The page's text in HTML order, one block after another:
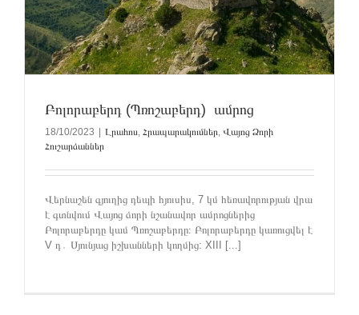
Բոլորաբերդ (Պռոշաբերդ) ամրոց
18/10/2023 | Լրահոս Հրապարակումներ Վայոց Ձորի
Հուշարձաններ
Վերնաշեն գյուղից դեպի հյուսիս, 7 կմ հեռավորության վրա
է գտնվում Վայոց ձորի նշանավոր ամրոցներից
Բոլորաբերդը կամ Պռոշաբերդը։ Բոլորաբերդը կառուցվել է
V դ․ Սյունյաց իշխանների կողմից: XIII [...]